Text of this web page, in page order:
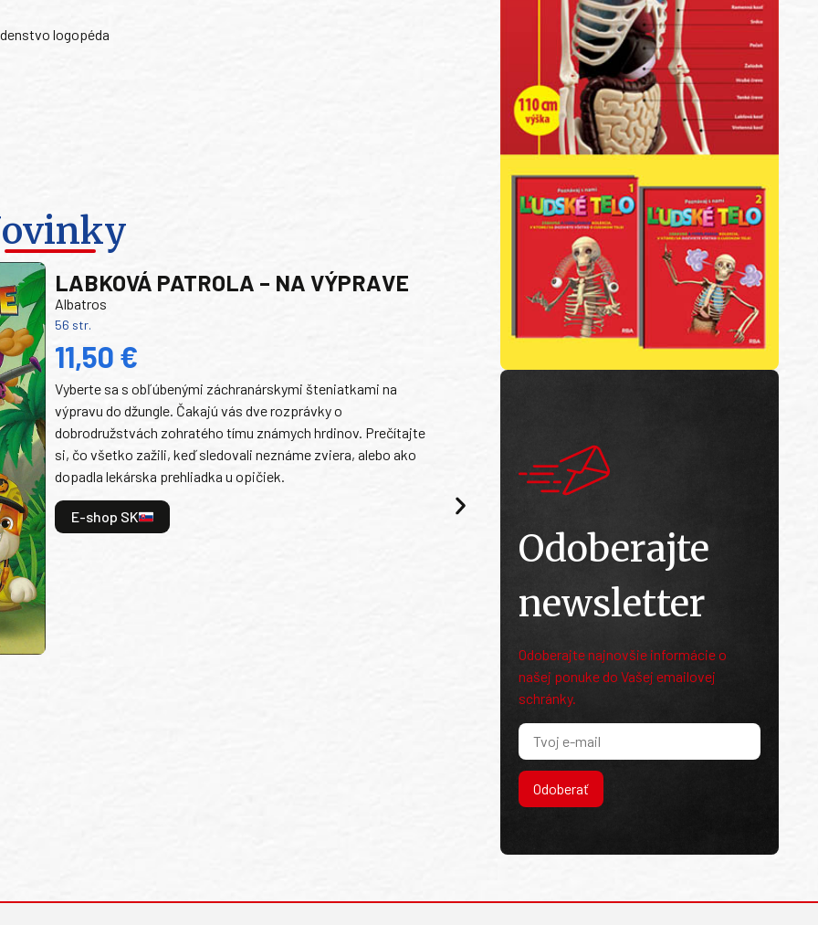
logopéda
LABKOVÁ PATROLA – NA VÝPRAVE
Albatros
56 str.
11,50 €
Vyberte sa s obľúbenými záchranárskymi šteniatkami na
výpravu do džungle. Čakajú vás dve rozprávky o
dobrodružstvách zohratého tímu známych hrdinov. Prečítajte
si, čo všetko zažili, keď sledovali neznáme zviera, alebo ako
dopadla lekárska prehliadka u opičiek.
E-shop SK
Odoberajte
newsletter
Odoberajte najnovšie informácie o
našej ponuke do Vašej emailovej
schránky.
Odoberať